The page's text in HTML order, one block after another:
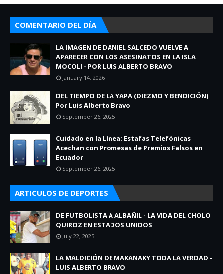
COMENTARIO DEL DÍA
LA IMAGEN DE DANIEL SALCEDO VUELVE A
APARECER CON LOS ASESINATOS EN LA ISLA
MOCOLI - POR LUIS ALBERTO BRAVO
January 14, 2026
DEL TIEMPO DE LA YAPA (DIEZMO Y BENDICIÓN)
Por Luis Alberto Bravo
September 26, 2025
Cuidado en la Línea: Estafas Telefónicas
Acechan con Promesas de Premios Falsos en
Ecuador
September 26, 2025
ARTICULOS DE DEPORTES
DE FUTBOLISTA A ALBAÑIL - LA VIDA DEL CHOLO
QUIROZ EN ESTADOS UNIDOS
July 22, 2025
LA MALDICIÓN DE MAKANAKY TODA LA VERDAD -
LUIS ALBERTO BRAVO